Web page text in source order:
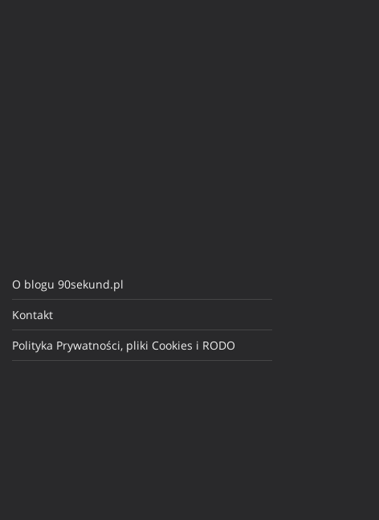
O blogu 90sekund.pl
Kontakt
Polityka Prywatności, pliki Cookies i RODO